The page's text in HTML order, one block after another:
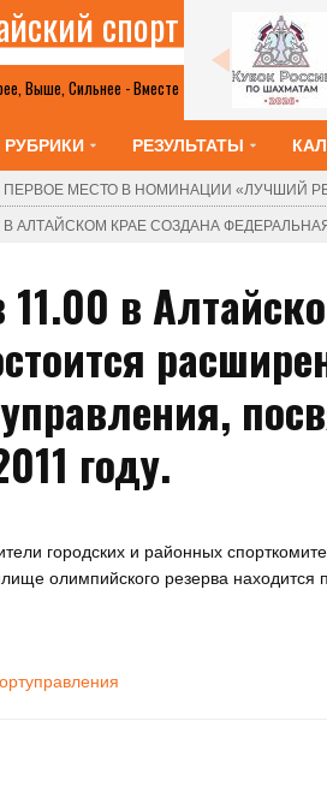
Выше, Сильнее - Вместе
спорт
РУБРИКИ РЕЗУЛЬТАТЫ
ПЕРВОЕ МЕСТО В НОМИНАЦИИ «ЛУЧШИЙ
В АЛТАЙСКОМ КРАЕ СОЗДАНА
11.00 в
году.
городских и районных
олимпийского резерва находится